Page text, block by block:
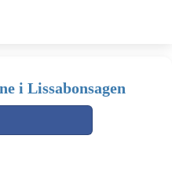
i Lissabonsagen